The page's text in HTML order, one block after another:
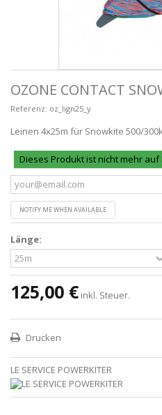
OZONE CONTACT
Referenz: oz_lign25_y
Leinen 4x25m für Snowkite 500/
Dieses Produkt ist nicht mehr auf
NOTIFY ME WHEN AVAILABLE
Länge:
125,00 € inkl. Steuer.
Drucken
LE SERVICE POWERKITER